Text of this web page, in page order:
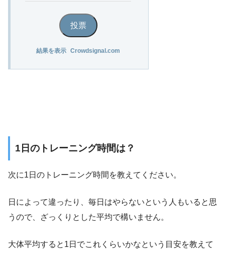
投票
結果を表示 Crowdsignal.com
1日のトレーニング時間は？
次に1日のトレーニング時間を教えてください。
日によって違ったり、毎日はやらないという人もいると思
うので、ざっくりとした平均で構いません。
大体平均すると1日でこれくらいかなという目安を教えて